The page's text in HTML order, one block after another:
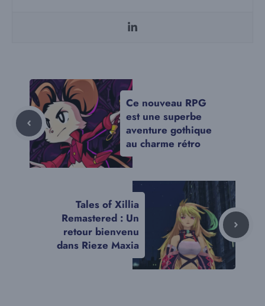
Ce nouveau RPG
est une superbe
aventure gothique
au charme rétro
Tales of Xillia
Remastered : Un
retour bienvenu
dans Rieze Maxia